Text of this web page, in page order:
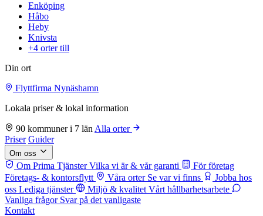
Enköping
Håbo
Heby
Knivsta
+4 orter till
Din ort
Flyttfirma Nynäshamn
Lokala priser & lokal information
90 kommuner i 7 län Alla orter
Priser Guider
Om oss
Om Prima Tjänster Vilka vi är & vår garanti
För företag
Företags- & kontorsflytt
Våra orter Se var vi finns
Jobba hos
oss Lediga tjänster Miljö & kvalitet Vårt hållbarhetsarbete
Vanliga frågor Svar på det vanligaste
Kontakt